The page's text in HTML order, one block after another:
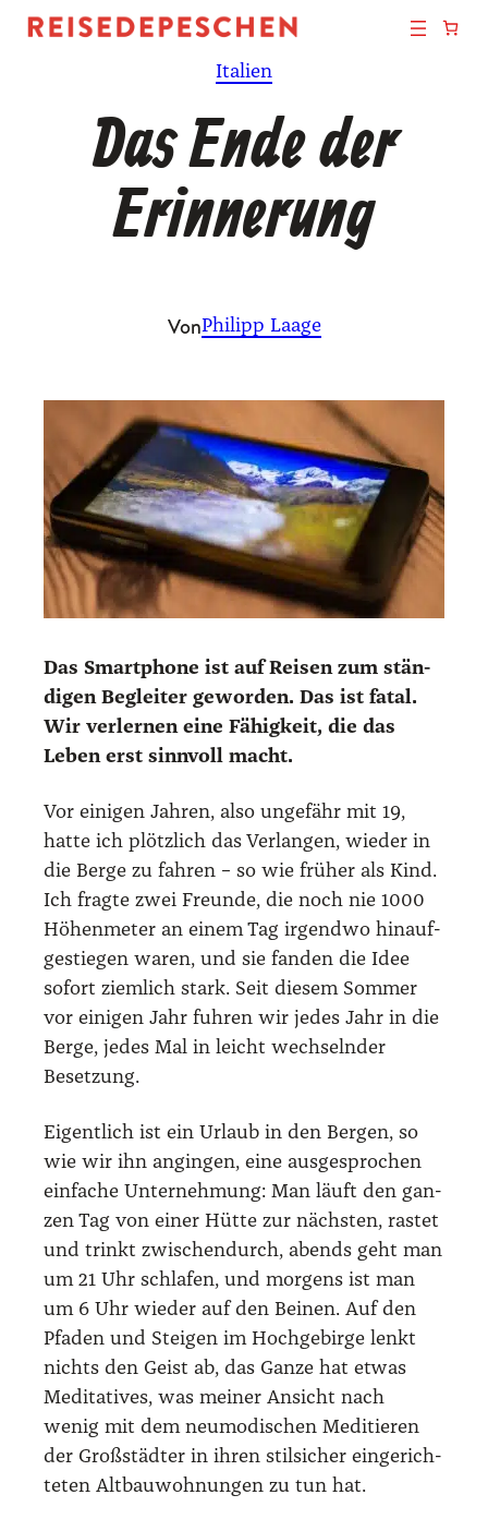
Zum
Italien
Das Ende der
Erinnerung
VonPhilipp Laage
Das Smart­phone ist auf Rei­sen zum stän­
di­gen Beglei­ter gewor­den. Das ist fatal.
Wir ver­ler­nen eine Fähig­keit, die das
Leben erst sinn­voll macht.
Vor eini­gen Jah­ren, also unge­fähr mit 19,
hat­te ich plötz­lich das Ver­lan­gen, wie­der in
die Ber­ge zu fah­ren – so wie frü­her als Kind.
Ich frag­te zwei Freun­de, die noch nie 1000
Höhen­me­ter an einem Tag irgend­wo hin­auf­
ge­stie­gen waren, und sie fan­den die Idee
sofort ziem­lich stark. Seit die­sem Som­mer
vor eini­gen Jahr fuh­ren wir jedes Jahr in die
Ber­ge, jedes Mal in leicht wech­seln­der
Beset­zung.
Eigent­lich ist ein Urlaub in den Ber­gen, so
wie wir ihn angin­gen, eine aus­ge­spro­chen
ein­fa­che Unter­neh­mung: Man läuft den gan­
zen Tag von einer Hüt­te zur nächs­ten, ras­tet
und trinkt zwi­schen­durch, abends geht man
um 21 Uhr schla­fen, und mor­gens ist man
um 6 Uhr wie­der auf den Bei­nen. Auf den
Pfa­den und Stei­gen im Hoch­ge­bir­ge lenkt
nichts den Geist ab, das Gan­ze hat etwas
Medi­ta­ti­ves, was mei­ner Ansicht nach
wenig mit dem neu­mo­di­schen Medi­tie­ren
der Groß­städ­ter in ihren stil­si­cher ein­ge­rich­
te­ten Alt­bau­woh­nun­gen zu tun hat.